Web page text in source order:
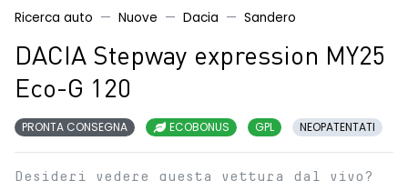
Ricerca auto Nuove Dacia Sandero
DACIA Stepway expression MY25
Eco-G 120
PRONTA CONSEGNA ECOBONUS GPL NEOPATENTATI
Desideri vedere questa vettura dal vivo?